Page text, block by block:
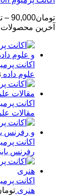
تومان90,000
–
آخرین محصولات
علوم داده
مقالات
رفرنس
هنری